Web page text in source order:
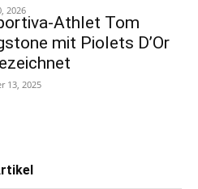
2026
Athlet Tom
mit Piolets D’Or
13, 2025